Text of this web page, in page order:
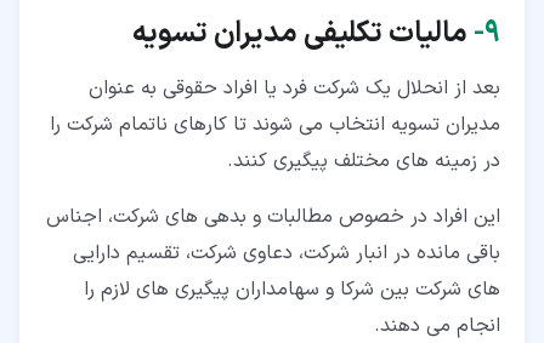
۹‏- مالیات تکلیفی مدیران تسویه
بعد از انحلال یک شرکت فرد یا افراد حقوقی به عنوان
مدیران تسویه انتخاب می شوند تا کارهای ناتمام شرکت را
در زمینه های مختلف پیگیری کنند.
این افراد در خصوص مطالبات و بدهی های شرکت، اجناس
باقی مانده در انبار شرکت، دعاوی شرکت، تقسیم دارایی
های شرکت بین شرکا و سهامداران پیگیری های لازم را
انجام می دهند.